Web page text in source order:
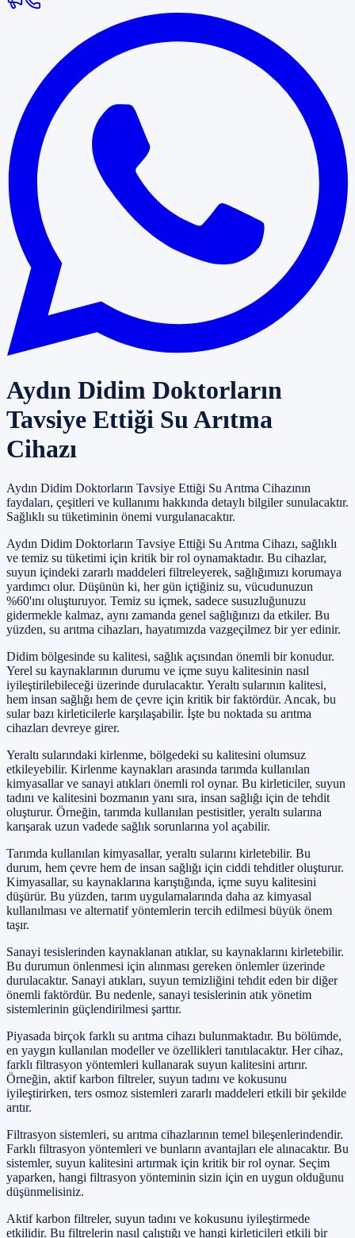
Aydın Didim Doktorların
Tavsiye Ettiği Su Arıtma
Cihazı
Aydın Didim Doktorların Tavsiye Ettiği Su Arıtma Cihazının
faydaları, çeşitleri ve kullanımı hakkında detaylı bilgiler sunulacaktır.
Sağlıklı su tüketiminin önemi vurgulanacaktır.
Aydın Didim Doktorların Tavsiye Ettiği Su Arıtma Cihazı, sağlıklı
ve temiz su tüketimi için kritik bir rol oynamaktadır. Bu cihazlar,
suyun içindeki zararlı maddeleri filtreleyerek, sağlığımızı korumaya
yardımcı olur. Düşünün ki, her gün içtiğiniz su, vücudunuzun
%60'ını oluşturuyor. Temiz su içmek, sadece susuzluğunuzu
gidermekle kalmaz, aynı zamanda genel sağlığınızı da etkiler. Bu
yüzden, su arıtma cihazları, hayatımızda vazgeçilmez bir yer edinir.
Didim bölgesinde su kalitesi, sağlık açısından önemli bir konudur.
Yerel su kaynaklarının durumu ve içme suyu kalitesinin nasıl
iyileştirilebileceği üzerinde durulacaktır. Yeraltı sularının kalitesi,
hem insan sağlığı hem de çevre için kritik bir faktördür. Ancak, bu
sular bazı kirleticilerle karşılaşabilir. İşte bu noktada su arıtma
cihazları devreye girer.
Yeraltı sularındaki kirlenme, bölgedeki su kalitesini olumsuz
etkileyebilir. Kirlenme kaynakları arasında tarımda kullanılan
kimyasallar ve sanayi atıkları önemli rol oynar. Bu kirleticiler, suyun
tadını ve kalitesini bozmanın yanı sıra, insan sağlığı için de tehdit
oluşturur. Örneğin, tarımda kullanılan pestisitler, yeraltı sularına
karışarak uzun vadede sağlık sorunlarına yol açabilir.
Tarımda kullanılan kimyasallar, yeraltı sularını kirletebilir. Bu
durum, hem çevre hem de insan sağlığı için ciddi tehditler oluşturur.
Kimyasallar, su kaynaklarına karıştığında, içme suyu kalitesini
düşürür. Bu yüzden, tarım uygulamalarında daha az kimyasal
kullanılması ve alternatif yöntemlerin tercih edilmesi büyük önem
taşır.
Sanayi tesislerinden kaynaklanan atıklar, su kaynaklarını kirletebilir.
Bu durumun önlenmesi için alınması gereken önlemler üzerinde
durulacaktır. Sanayi atıkları, suyun temizliğini tehdit eden bir diğer
önemli faktördür. Bu nedenle, sanayi tesislerinin atık yönetim
sistemlerinin güçlendirilmesi şarttır.
Piyasada birçok farklı su arıtma cihazı bulunmaktadır. Bu bölümde,
en yaygın kullanılan modeller ve özellikleri tanıtılacaktır. Her cihaz,
farklı filtrasyon yöntemleri kullanarak suyun kalitesini artırır.
Örneğin, aktif karbon filtreler, suyun tadını ve kokusunu
iyileştirirken, ters osmoz sistemleri zararlı maddeleri etkili bir şekilde
arıtır.
Filtrasyon sistemleri, su arıtma cihazlarının temel bileşenlerindendir.
Farklı filtrasyon yöntemleri ve bunların avantajları ele alınacaktır. Bu
sistemler, suyun kalitesini artırmak için kritik bir rol oynar. Seçim
yaparken, hangi filtrasyon yönteminin sizin için en uygun olduğunu
düşünmelisiniz.
Aktif karbon filtreler, suyun tadını ve kokusunu iyileştirmede
etkilidir. Bu filtrelerin nasıl çalıştığı ve hangi kirleticileri etkili bir